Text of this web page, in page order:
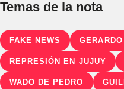
Temas de la nota
FAKE NEWS
REPRESIÓN EN JUJUY
WADO DE PEDRO